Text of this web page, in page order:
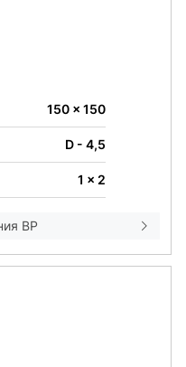
150 x 150
D - 4,5
1 x 2
ВР